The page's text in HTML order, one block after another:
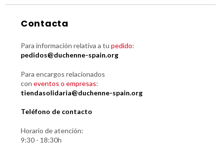
Contacta
Para información relativa a tu pedido:
pedidos@duchenne-spain.org
Para encargos relacionados
con eventos o empresas:
tiendasolidaria@duchenne-spain.org
Teléfono de contacto
Horario de atención:
9:30 - 18:30h